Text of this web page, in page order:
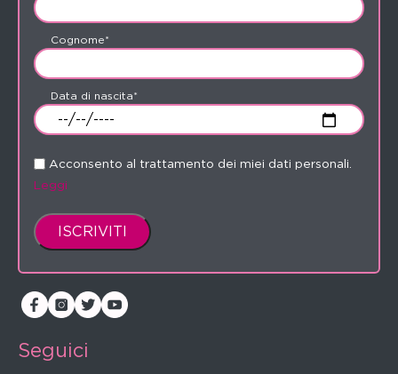
Cognome*
Data di nascita*
Acconsento al trattamento dei miei dati personali.
Leggi
Seguici